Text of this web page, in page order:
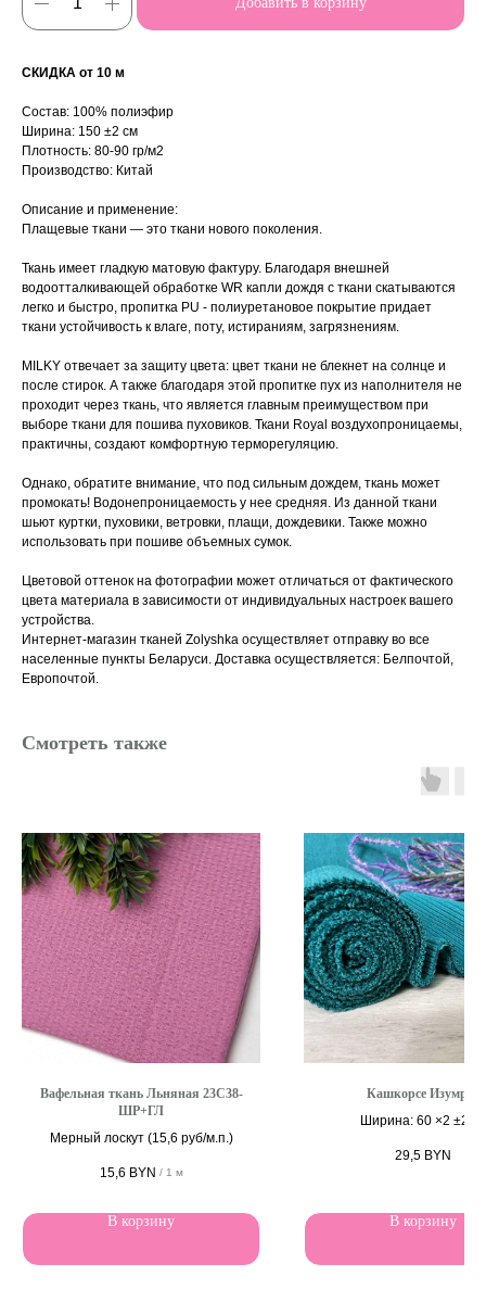
СКИДКА от 10 м
Состав: 100% полиэфир
Ширина: 150 ±2 см
Плотность: 80-90 гр/м2
Производство: Китай
Описание и применение:
Плащевые ткани — это ткани нового поколения.
Ткань имеет гладкую матовую фактуру. Благодаря внешней
водоотталкивающей обработке WR капли дождя с ткани скатываются
легко и быстро, пропитка PU - полиуретановое покрытие придает
ткани устойчивость к влаге, поту, истираниям, загрязнениям.
MILKY отвечает за защиту цвета: цвет ткани не блекнет на солнце и
после стирок. А также благодаря этой пропитке пух из наполнителя не
проходит через ткань, что является главным преимуществом при
выборе ткани для пошива пуховиков. Ткани Royal воздухопроницаемы,
практичны, создают комфортную терморегуляцию.
Однако, обратите внимание, что под сильным дождем, ткань может
промокать! Водонепроницаемость у нее средняя. Из данной ткани
шьют куртки, пуховики, ветровки, плащи, дождевики. Также можно
использовать при пошиве объемных сумок.
Цветовой оттенок на фотографии может отличаться от фактического
цвета материала в зависимости от индивидуальных настроек вашего
устройства.
Интернет-магазин тканей Zolyshka осуществляет отправку во все
населенные пункты Беларуси. Доставка осуществляется: Белпочтой,
Европочтой.
Смотреть также
Вафельная ткань Льняная 23С38-
ШР+ГЛ
Мерный лоскут (15,6 руб/м.п.)
15,6 BYN / 1 м
В корзину
Кашкорсе Изумруд
Ширина: 60 ×2 ±2 см
29,5 BYN
В корзину